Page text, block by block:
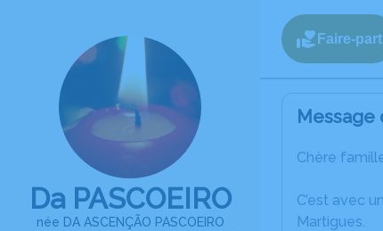
Da PASCOEIRO
née DA ASCENÇÃO PASCOEIRO
Faire-part
Message
Chère
C’est avec
Martigues.